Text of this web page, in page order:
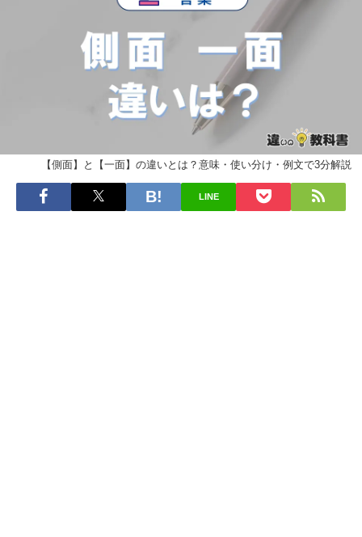
【側面】と【一面】の違いとは？意味・使い分け・例文で3分解説
LINE